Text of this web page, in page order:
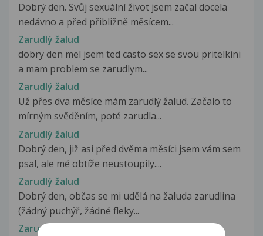
Dobrý den. Svůj sexuální život jsem začal docela
nedávno a před přibližně měsícem...
Zarudlý žalud
dobry den mel jsem ted casto sex se svou pritelkini
a mam problem se zarudlym...
Zarudlý žalud
Už přes dva měsíce mám zarudlý žalud. Začalo to
mírným svěděním, poté zarudla...
Zarudlý žalud
Dobrý den, již asi před dvěma měsíci jsem vám sem
psal, ale mé obtíže neustoupily....
Zarudlý žalud
Dobrý den, občas se mi udělá na žaluda zarudlina
(žádný puchýř, žádné fleky...
Zarudlý žalud